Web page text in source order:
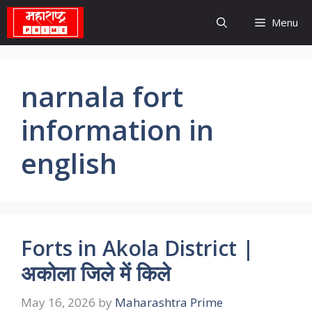
Skip
content
Menu
narnala fort
information in
english
Forts in Akola District |
अकोला जिले में किले
May 16, 2026 by Maharashtra Prime